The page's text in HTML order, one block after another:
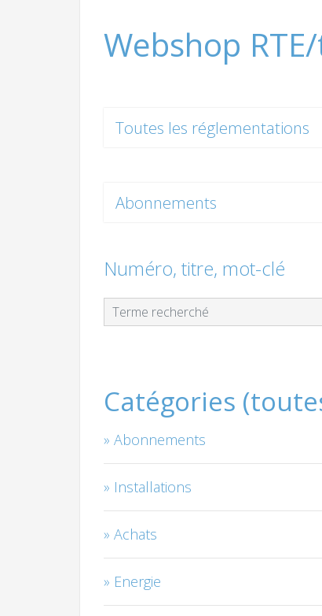
Webshop
Toutes les réglementations
Abonnements
Numéro, titre, mot-clé
Catégories
Abonnements
Installations
Achats
Energie